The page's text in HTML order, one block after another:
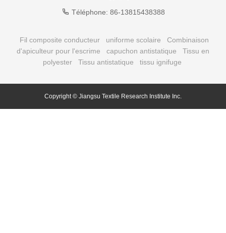
Téléphone: 86-13815438388
Fil composite conducteur uniforme scolaire
Combinaison
d'apiculteur pour l'escrime
capuchon antistatique
Tissu en
polyester
Tissu antistatique tissu ignifuge
Copyright © Jiangsu Textile Research Institute Inc.